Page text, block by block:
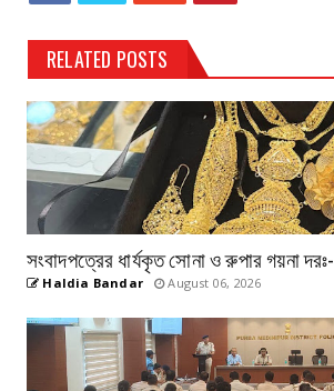
RELATED POSTS
সংবাদপত্রের ধার্যকৃত সোনা ও রুপার গয়না দরঃ-
Haldia Bandar August 06, 2026